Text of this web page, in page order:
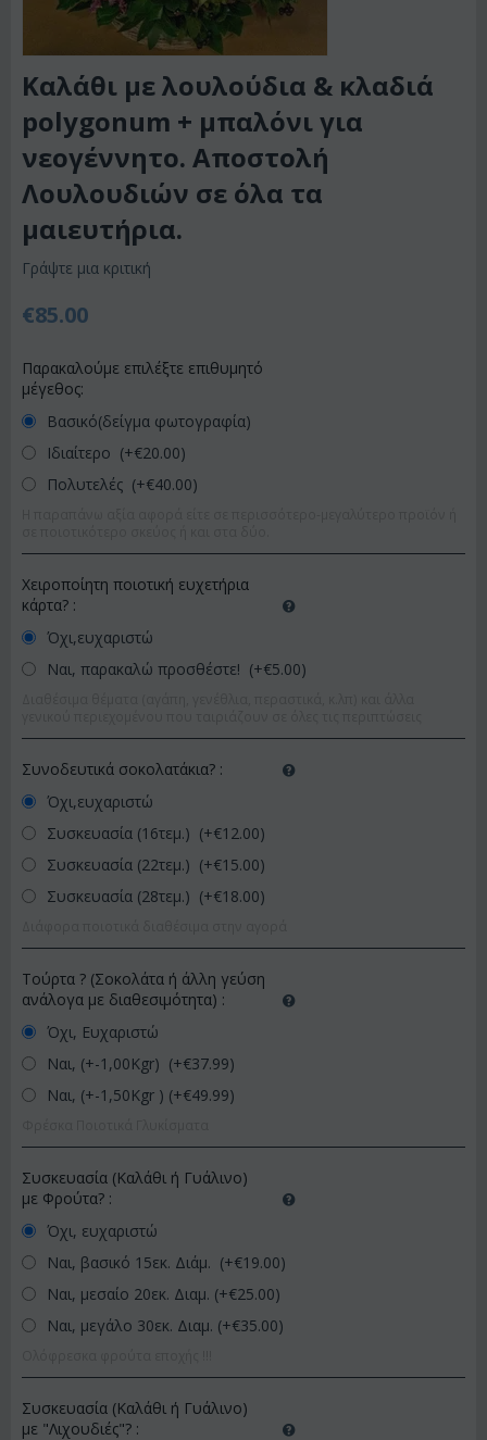
Καλάθι με λουλούδια & κλαδιά
polygonum + μπαλόνι για
νεογέννητο. Αποστολή
Λουλουδιών σε όλα τα
μαιευτήρια.
Γράψτε μια κριτική
€85.00
Παρακαλούμε επιλέξτε επιθυμητό
μέγεθος:
Βασικό(δείγμα φωτογραφία)
Ιδιαίτερο (+€20.00)
Πολυτελές (+€40.00)
Χειροποίητη ποιοτική ευχετήρια
κάρτα? :
Όχι,ευχαριστώ
Ναι, παρακαλώ προσθέστε! (+€5.00)
Συνοδευτικά σοκολατάκια? :
Όχι,ευχαριστώ
Συσκευασία (16τεμ.) (+€12.00)
Συσκευασία (22τεμ.) (+€15.00)
Συσκευασία (28τεμ.) (+€18.00)
Τούρτα ? (Σοκολάτα ή άλλη γεύση
ανάλογα με διαθεσιμότητα) :
Όχι, Ευχαριστώ
Ναι, (+-1,00Kgr) (+€37.99)
Ναι, (+-1,50Kgr ) (+€49.99)
Συσκευασία (Καλάθι ή Γυάλινο)
με Φρούτα? :
Όχι, ευχαριστώ
Ναι, βασικό 15εκ. Διάμ. (+€19.00)
Ναι, μεσαίο 20εκ. Διαμ. (+€25.00)
Ναι, μεγάλο 30εκ. Διαμ. (+€35.00)
Συσκευασία (Καλάθι ή Γυάλινο)
με "Λιχουδιές"? :